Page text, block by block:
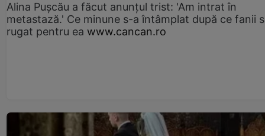
Alina Pușcău a făcut anunțul trist: 'Am intrat în
metastază.' Ce minune s-a întâmplat după ce fanii
rugat pentru ea www.cancan.ro